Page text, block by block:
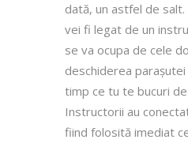
dată, un astfel de
vei fi legat de un
se va ocupa de cele
deschiderea
timp ce tu te bucuri
Instructorii au
fiind folosită imediat